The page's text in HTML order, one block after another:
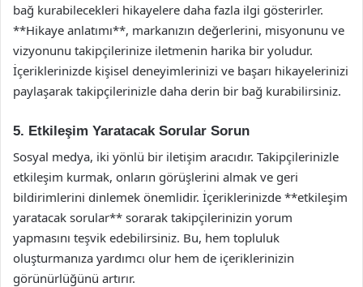
bağ kurabilecekleri hikayelere daha fazla ilgi gösterirler.
**Hikaye anlatımı**, markanızın değerlerini, misyonunu ve
vizyonunu takipçilerinize iletmenin harika bir yoludur.
İçeriklerinizde kişisel deneyimlerinizi ve başarı hikayelerinizi
paylaşarak takipçilerinizle daha derin bir bağ kurabilirsiniz.
5. Etkileşim Yaratacak Sorular Sorun
Sosyal medya, iki yönlü bir iletişim aracıdır. Takipçilerinizle
etkileşim kurmak, onların görüşlerini almak ve geri
bildirimlerini dinlemek önemlidir. İçeriklerinizde **etkileşim
yaratacak sorular** sorarak takipçilerinizin yorum
yapmasını teşvik edebilirsiniz. Bu, hem topluluk
oluşturmanıza yardımcı olur hem de içeriklerinizin
görünürlüğünü artırır.